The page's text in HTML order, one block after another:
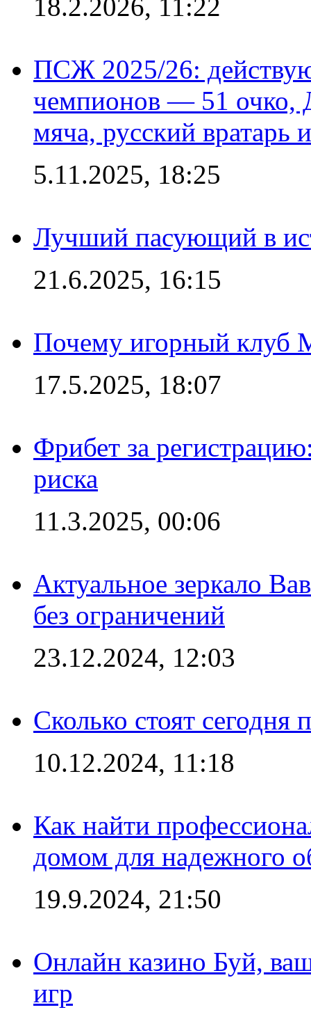
18.2.2026, 11:22
ПСЖ 2025/26:
чемпионов — 51 очко,
мяча, русский вратарь
5.11.2025, 18:25
Лучший пасующий в
21.6.2025, 16:15
Почему игорный клуб
17.5.2025, 18:07
Фрибет за
риска
11.3.2025, 00:06
Актуальное зеркало
без ограничений
23.12.2024, 12:03
Сколько стоят сегодня
10.12.2024, 11:18
Как найти
домом для надежного
19.9.2024, 21:50
Онлайн казино Буй,
игр